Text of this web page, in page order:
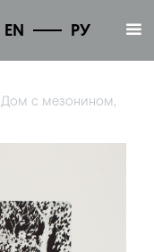
EN РУ
Дом с мезонином,